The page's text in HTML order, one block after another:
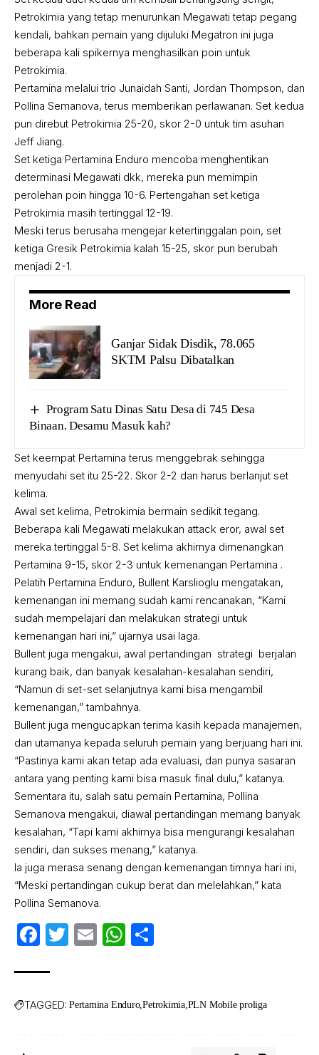
Petrokimia yang tetap menurunkan Megawati tetap pegang
kendali, bahkan pemain yang dijuluki Megatron ini juga
beberapa kali spikernya menghasilkan poin untuk
Petrokimia.
Pertamina melalui trio Junaidah Santi, Jordan Thompson, dan
Pollina Semanova, terus memberikan perlawanan. Set kedua
pun direbut Petrokimia 25-20, skor 2-0 untuk tim asuhan
Jeff Jiang.
Set ketiga Pertamina Enduro mencoba menghentikan
determinasi Megawati dkk, mereka pun memimpin
perolehan poin hingga 10-6. Pertengahan set ketiga
Petrokimia masih tertinggal 12-19.
Meski terus berusaha mengejar ketertinggalan poin, set
ketiga Gresik Petrokimia kalah 15-25, skor pun berubah
menjadi 2-1.
More Read
Ganjar Sidak Disdik, 78.065
SKTM Palsu Dibatalkan
Program Satu Dinas Satu Desa di 745 Desa
Binaan. Desamu Masuk kah?
Set keempat Pertamina terus menggebrak sehingga
menyudahi set itu 25-22. Skor 2-2 dan harus berlanjut set
kelima.
Awal set kelima, Petrokimia bermain sedikit tegang.
Beberapa kali Megawati melakukan attack eror, awal set
mereka tertinggal 5-8. Set kelima akhirnya dimenangkan
Pertamina 9-15, skor 2-3 untuk kemenangan Pertamina .
Pelatih Pertamina Enduro, Bullent Karslioglu mengatakan,
kemenangan ini memang sudah kami rencanakan, “Kami
sudah mempelajari dan melakukan strategi untuk
kemenangan hari ini,” ujarnya usai laga.
Bullent juga mengakui, awal pertandingan strategi berjalan
kurang baik, dan banyak kesalahan-kesalahan sendiri,
“Namun di set-set selanjutnya kami bisa mengambil
kemenangan,” tambahnya.
Bullent juga mengucapkan terima kasih kepada manajemen,
dan utamanya kepada seluruh pemain yang berjuang hari ini.
“Pastinya kami akan tetap ada evaluasi, dan punya sasaran
antara yang penting kami bisa masuk final dulu,” katanya.
Sementara itu, salah satu pemain Pertamina, Pollina
Semanova mengakui, diawal pertandingan memang banyak
kesalahan, “Tapi kami akhirnya bisa mengurangi kesalahan
sendiri, dan sukses menang,” katanya.
Ia juga merasa senang dengan kemenangan timnya hari ini,
“Meski pertandingan cukup berat dan melelahkan,” kata
Pollina Semanova.
Facebook
Twitter
EmailWhatsApp
TAGGED: Pertamina Enduro Petrokimia PLN Mobile proliga